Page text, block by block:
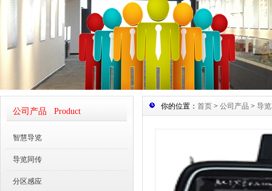
公司产品 Product
智慧导览
导览同传
分区感应
你的位置： 首页 > 公司产品 > 导